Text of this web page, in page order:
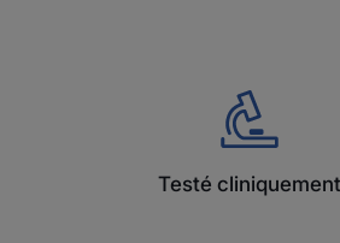
Testé cliniquement